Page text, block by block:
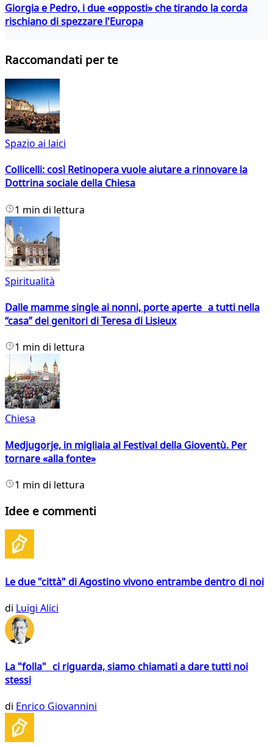
Giorgia e Pedro, i due «opposti» che tirando la corda
rischiano di spezzare l'Europa
Raccomandati per te
Spazio ai laici
Collicelli: così Retinopera vuole aiutare a rinnovare la
Dottrina sociale della Chiesa
1 min di lettura
Spiritualità
Dalle mamme single ai nonni, porte aperte a tutti nella
“casa” dei genitori di Teresa di Lisieux
1 min di lettura
Chiesa
Medjugorje, in migliaia al Festival della Gioventù. Per
tornare «alla fonte»
1 min di lettura
Idee e commenti
Le due "città" di Agostino vivono entrambe dentro di noi
di Luigi Alici
La "folla" ci riguarda, siamo chiamati a dare tutti noi
stessi
di Enrico Giovannini